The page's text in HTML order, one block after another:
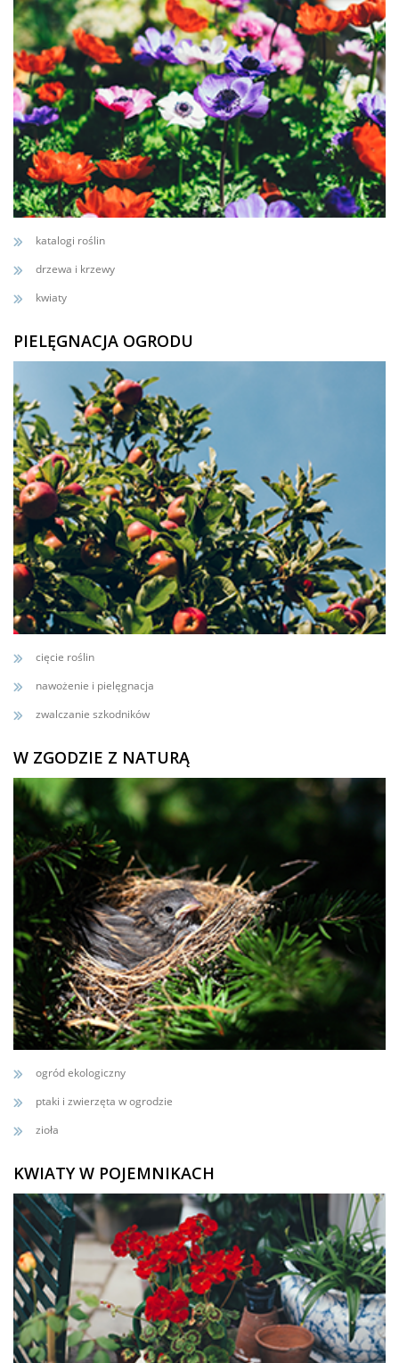
katalogi roślin
drzewa i krzewy
kwiaty
PIELĘGNACJA OGRODU
cięcie roślin
nawożenie i pielęgnacja
zwalczanie szkodników
W ZGODZIE Z NATURĄ
ogród ekologiczny
ptaki i zwierzęta w ogrodzie
zioła
KWIATY W POJEMNIKACH